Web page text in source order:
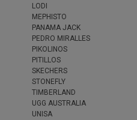
LODI
MEPHISTO
PANAMA JACK
PEDRO MIRALLES
PIKOLINOS
PITILLOS
SKECHERS
STONEFLY
TIMBERLAND
UGG AUSTRALIA
UNISA